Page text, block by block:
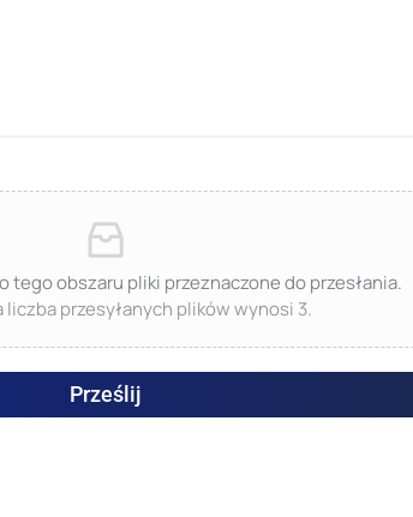
tego obszaru pliki przeznaczone do przesłania.
liczba przesyłanych plików wynosi 3.
Prześlij